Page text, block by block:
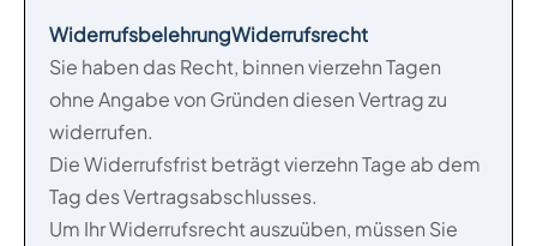
WiderrufsbelehrungWiderrufsrecht
Sie haben das Recht, binnen vierzehn Tagen
ohne Angabe von Gründen diesen Vertrag zu
widerrufen.
Die Widerrufsfrist beträgt vierzehn Tage ab dem
Tag des Vertragsabschlusses.
Um Ihr Widerrufsrecht auszuüben, müssen Sie